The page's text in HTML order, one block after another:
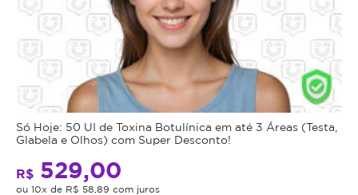
Só Hoje: 50 UI de Toxina Botulínica em até 3 Áreas (Testa,
Glabela e Olhos) com Super Desconto!
R$ 529,00
ou 10x de R$ 58,89 com juros